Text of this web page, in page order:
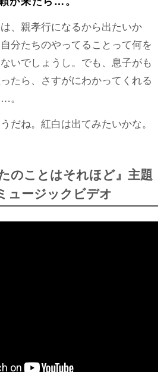
、親孝行になるから出たいか
分たちのやってることって何を
いでしょうし。でも、息子がも
たら、さすがにわかってくれる
。
だね。紅白は出てみたいかな。
のことはそれほど』主題
ュージックビデオ